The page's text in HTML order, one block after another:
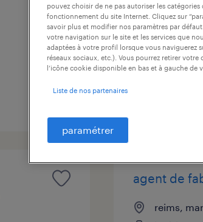
vacation
16,00 €
agent de
reims,
pouvez choisir de ne pas autoriser les
fonctionnement du site Internet. Cliquez sur
savoir plus et modifier nos paramètres par
votre navigation sur le site et les services que
adaptées à votre profil lorsque vous naviguerez
réseaux sociaux, etc.). Vous pourrez retirer
l’icône cookie disponible en bas et à gauche de
Liste de nos partenaires
paramétrer